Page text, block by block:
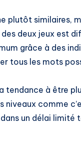
plutôt similaires,
deux jeux est
grâce à des
tous les mots
à être
comme
un délai limité